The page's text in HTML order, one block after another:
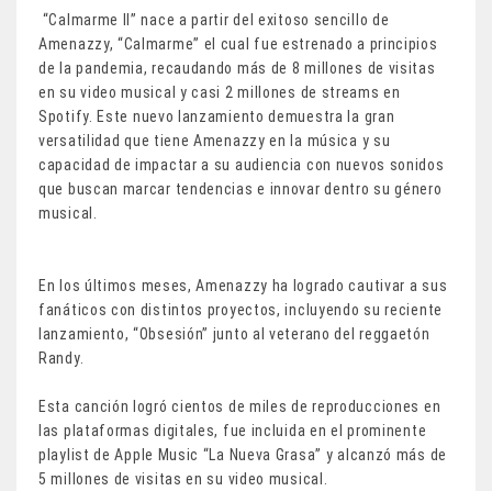
“Calmarme II” nace a partir del exitoso sencillo de
Amenazzy, “Calmarme” el cual fue estrenado a principios
de la pandemia, recaudando más de 8 millones de visitas
en su video musical y casi 2 millones de streams en
Spotify. Este nuevo lanzamiento demuestra la gran
versatilidad que tiene Amenazzy en la música y su
capacidad de impactar a su audiencia con nuevos sonidos
que buscan marcar tendencias e innovar dentro su género
musical.
En los últimos meses, Amenazzy ha logrado cautivar a sus
fanáticos con distintos proyectos, incluyendo su reciente
lanzamiento, “Obsesión” junto al veterano del reggaetón
Randy.
Esta canción logró cientos de miles de reproducciones en
las plataformas digitales, fue incluida en el prominente
playlist de Apple Music “La Nueva Grasa” y alcanzó más de
5 millones de visitas en su video musical.